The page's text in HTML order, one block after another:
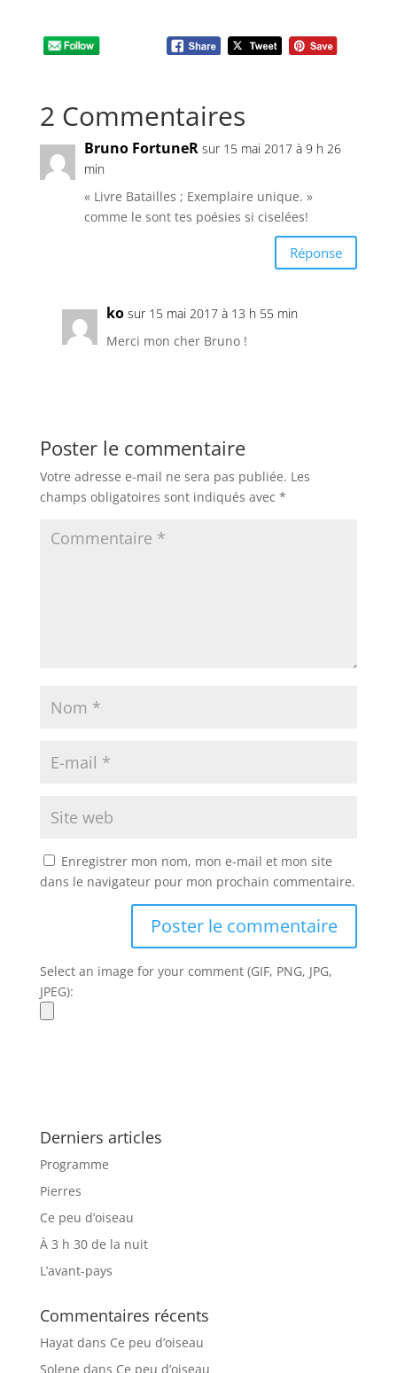
2 Commentaires
Bruno FortuneR sur 15 mai 2017 à 9 h 26
min
« Livre Batailles ; Exemplaire unique. »
comme le sont tes poésies si ciselées!
Réponse
ko sur 15 mai 2017 à 13 h 55 min
Merci mon cher Bruno !
Poster le commentaire
Votre adresse e-mail ne sera pas publiée. Les
champs obligatoires sont indiqués avec *
Enregistrer mon nom, mon e-mail et mon site
dans le navigateur pour mon prochain commentaire.
Select an image for your comment (GIF, PNG, JPG,
JPEG):
Derniers articles
Programme
Pierres
Ce peu d’oiseau
À 3 h 30 de la nuit
L’avant-pays
Commentaires récents
Hayatdans Ce peu d’oiseau
Solene dans Ce peu d’oiseau